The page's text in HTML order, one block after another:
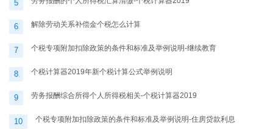
5
6 解除劳动关系补偿金个税怎么计算
7 个税专项附加扣除政策的条件和标准及举例说明-继续教育
8 个税计算器2019年新个税计算公式举例说明
9 劳务报酬综合所得个人所得税相关-个税计算器2019
10 个税专项附加扣除政策的条件和标准及举例说明-住房贷款利息